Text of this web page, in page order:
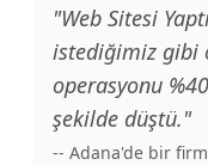
"Web Sitesi
istediğimiz gibi
operasyonu
şekilde düştü."
-- Adana'de bir